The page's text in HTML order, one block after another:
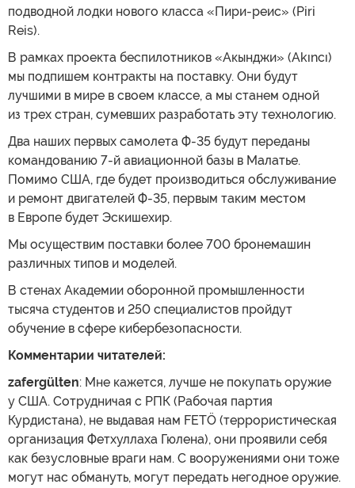
подводной лодки нового класса «Пири-реис» (Piri
Reis).
В рамках проекта беспилотников «Акынджи» (Akıncı)
мы подпишем контракты на поставку. Они будут
лучшими в мире в своем классе, а мы станем одной
из трех стран, сумевших разработать эту технологию.
Два наших первых самолета Ф-35 будут переданы
командованию 7-й авиационной базы в Малатье.
Помимо США, где будет производиться обслуживание
и ремонт двигателей Ф-35, первым таким местом
в Европе будет Эскишехир.
Мы осуществим поставки более 700 бронемашин
различных типов и моделей.
В стенах Академии оборонной промышленности
тысяча студентов и 250 специалистов пройдут
обучение в сфере кибербезопасности.
Комментарии читателей:
zafergülten: Мне кажется, лучше не покупать оружие
у США. Сотрудничая с РПК (Рабочая партия
Курдистана), не выдавая нам FETÖ (террористическая
организация Фетхуллаха Гюлена), они проявили себя
как безусловные враги нам. С вооружениями они тоже
могут нас обмануть, могут передать негодное оружие.